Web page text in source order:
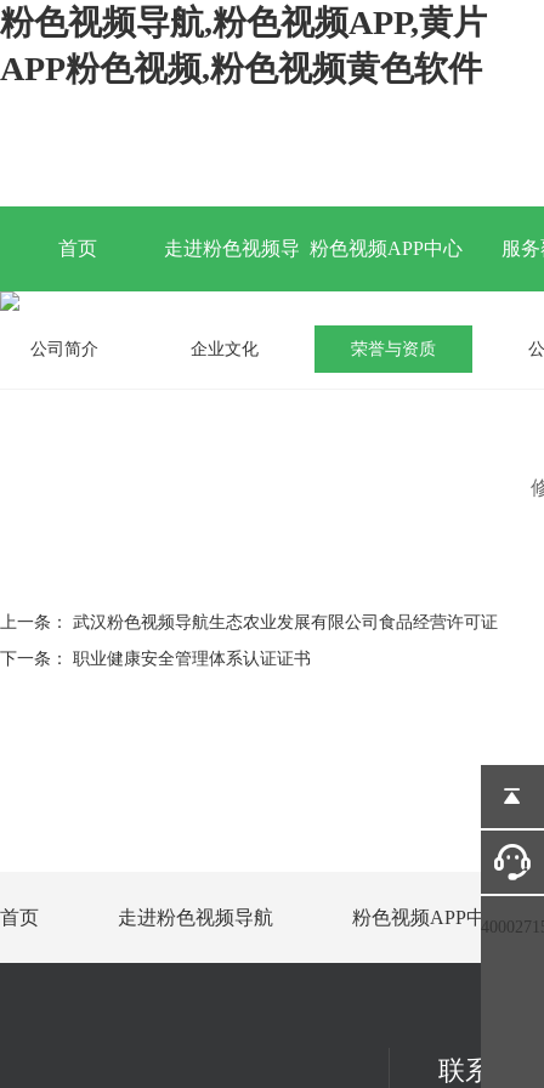
粉色视频导航,粉色视频APP,黄片
APP粉色视频,粉色视频黄色软件
首页 走进粉色视频导 粉色视频APP中心 服
公司简介 企业文化 荣誉与资质
上一条： 武汉粉色视频导航生态农业发展有限公司食品经营许可证
下一条： 职业健康安全管理体系认证证书
首页 走进粉色视频导航 粉色视频APP中心
联系方式